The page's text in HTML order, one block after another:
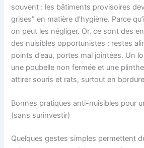
souvent : les bâtiments provisoires
grises” en matière d’hygiène. Parce
on peut les négliger. Or, ce sont des
des nuisibles opportunistes : restes
points d’eau, portes mal jointées. Un
une poubelle non fermée et une
attirer souris et rats, surtout en
Bonnes pratiques anti-nuisibles pour
(sans surinvestir)
Quelques gestes simples permettent